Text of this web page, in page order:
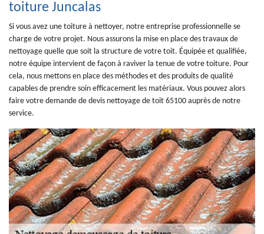
toiture Juncalas
Si vous avez une toiture à nettoyer, notre entreprise professionnelle se
charge de votre projet. Nous assurons la mise en place des travaux de
nettoyage quelle que soit la structure de votre toit. Équipée et qualifiée,
notre équipe intervient de façon à raviver la tenue de votre toiture. Pour
cela, nous mettons en place des méthodes et des produits de qualité
capables de prendre soin efficacement les matériaux. Vous pouvez alors
faire votre demande de devis nettoyage de toit 65100 auprès de notre
service.